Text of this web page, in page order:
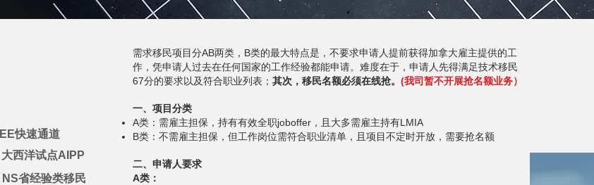
西洋试点AIPP
快速通道
省经验类移民
需求移民项目分AB两类，B类的最大特点是，不要求申请人提前获得加拿大雇主提供的工
作，凭申请人过去在任何国家的工作经验都能申请。难度在于，申请人先得满足技术移民
67分的要求以及符合职业列表； 其次，移民名额必须在线抢。 (我司暂不开展抢名额业务）
一、项目分类
A类：需雇主担保，持有有效全职joboffer，且大多需雇主持有LMIA
B类：不需雇主担保，但工作岗位需符合职业清单，且项目不定时开放，需要抢名额
​二、申请人要求
A类：